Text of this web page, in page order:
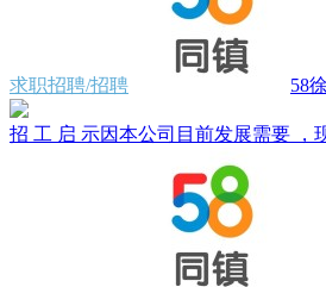
求职招聘/招聘 58
招 工 启 示因本公司目前发展需要 ，